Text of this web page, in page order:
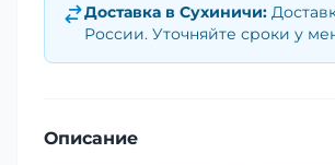
Доставка в Сухиничи:
России. Уточняйте сроки у
Описание